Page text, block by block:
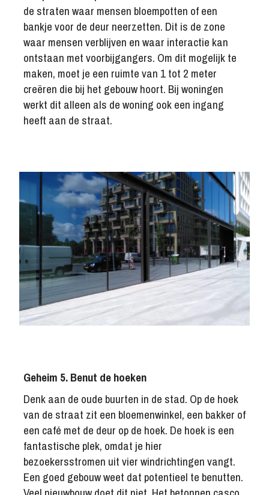
de straten waar mensen bloempotten of een
bankje voor de deur neerzetten. Dit is de zone
waar mensen verblijven en waar interactie kan
ontstaan met voorbijgangers. Om dit mogelijk te
maken, moet je een ruimte van 1 tot 2 meter
creëren die bij het gebouw hoort. Bij woningen
werkt dit alleen als de woning ook een ingang
heeft aan de straat.
Geheim 5. Benut de hoeken
Denk aan de oude buurten in de stad. Op de hoek
van de straat zit een bloemenwinkel, een bakker of
een café met de deur op de hoek. De hoek is een
fantastische plek, omdat je hier
bezoekersstromen uit vier windrichtingen vangt.
Een goed gebouw weet dat potentieel te benutten.